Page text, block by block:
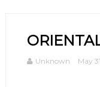
Unknown May